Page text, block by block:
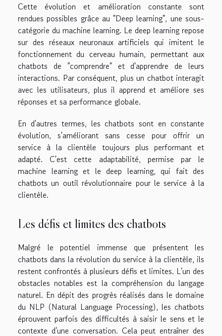
Cette évolution et amélioration constante sont
rendues possibles grâce au "Deep learning", une sous-
catégorie du machine learning. Le deep learning repose
sur des réseaux neuronaux artificiels qui imitent le
fonctionnement du cerveau humain, permettant aux
chatbots de "comprendre" et d'apprendre de leurs
interactions. Par conséquent, plus un chatbot interagit
avec les utilisateurs, plus il apprend et améliore ses
réponses et sa performance globale.
En d'autres termes, les chatbots sont en constante
évolution, s'améliorant sans cesse pour offrir un
service à la clientèle toujours plus performant et
adapté. C'est cette adaptabilité, permise par le
machine learning et le deep learning, qui fait des
chatbots un outil révolutionnaire pour le service à la
clientèle.
Les défis et limites des chatbots
Malgré le potentiel immense que présentent les
chatbots dans la révolution du service à la clientèle, ils
restent confrontés à plusieurs défis et limites. L'un des
obstacles notables est la compréhension du langage
naturel. En dépit des progrès réalisés dans le domaine
du NLP (Natural Language Processing), les chatbots
éprouvent parfois des difficultés à saisir le sens et le
contexte d'une conversation. Cela peut entraîner des